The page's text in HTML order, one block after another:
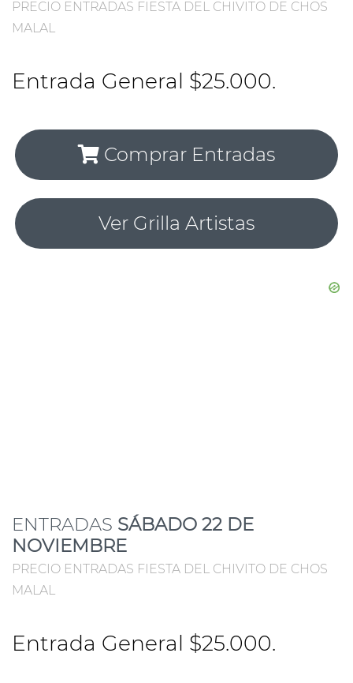
PRECIO ENTRADAS FIESTA DEL CHIVITO DE CHOS
MALAL
Entrada General $25.000.
Comprar Entradas
Ver Grilla Artistas
ENTRADAS SÁBADO 22 DE
NOVIEMBRE
PRECIO ENTRADAS FIESTA DEL CHIVITO DE CHOS
MALAL
Entrada General $25.000.